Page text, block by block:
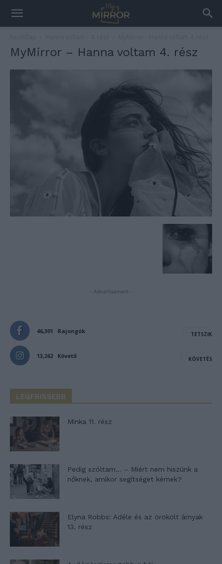
MyMirror – Hanna voltam 4. rész
- Advertisement -
46,301 Rajongók TETSZIK
13,262 Követő KÖVETÉS
LEGFRISSEBB
Minka 11. rész
Pedig szóltam… – Miért nem hiszünk a
nőknek, amikor segítséget kérnek?
Elyna Robbs: Adéle és az örökölt árnyak
13. rész